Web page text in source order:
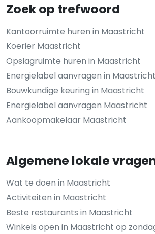
Zoek op trefwoord
Kantoorruimte huren in Maastricht
Koerier Maastricht
Opslagruimte huren in Maastricht
Energielabel aanvragen in Maastricht
Bouwkundige keuring in Maastricht
Energielabel aanvragen Maastricht
Aankoopmakelaar Maastricht
Algemene lokale
Wat te doen in Maastricht
Activiteiten in Maastricht
Beste restaurants in Maastricht
Winkels open in Maastricht op